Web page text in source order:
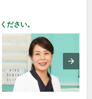
ださい。